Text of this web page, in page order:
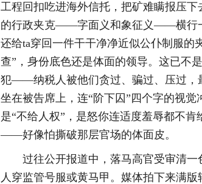
工程回扣吃进海外信托，把矿难瞒报压
的行政夹克——字面义和象征义——横行
还给ta穿回一件干干净净近似公仆制服的
查”，身份底色还是体面的领导。这已不
犯——纳税人被他们贪过、骗过、压过，
坐在被告席上，连“阶下囚”四个字的视
是“不给人权”，是怒你连适度羞辱都不
——好像怕撕破那层官场的体面皮。
过往公开报道中，落马高官受审清
人穿监管号服或黄马甲。媒体拍下来满